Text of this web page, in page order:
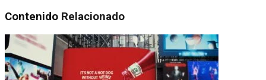
Contenido Relacionado